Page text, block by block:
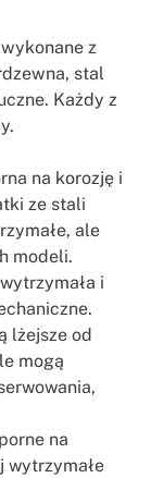
z
stal
Każdy z
na korozję i
ze stali
ale
modeli.
i
lżejsze od
mogą
na
wytrzymałe